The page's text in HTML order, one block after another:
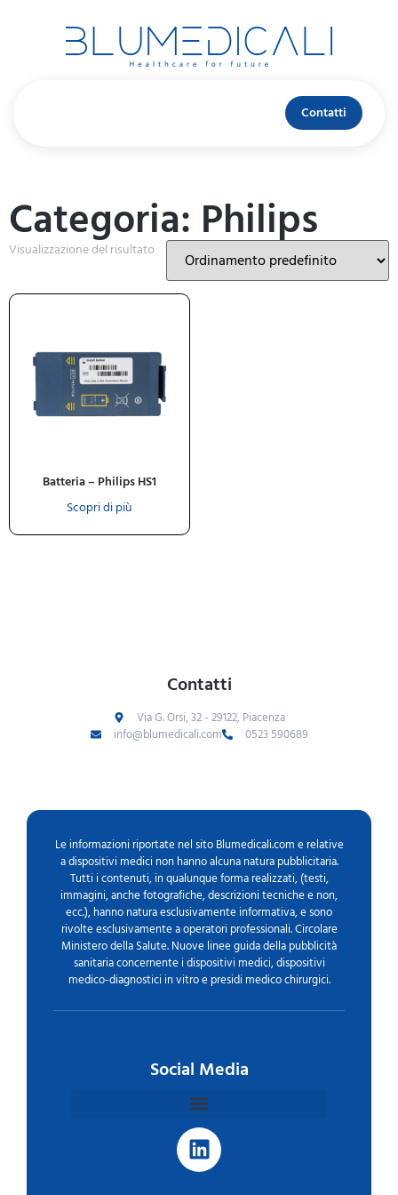
Contatti
Categoria: Philips
Visualizzazione del risultato
Batteria – Philips HS1
Scopri di più
Contatti
Via G. Orsi, 32 - 29122, Piacenza
info@blumedicali.com
0523 590689
Le informazioni riportate nel sito Blumedicali.com e relative
a dispositivi medici non hanno alcuna natura pubblicitaria.
Tutti i contenuti, in qualunque forma realizzati, (testi,
immagini, anche fotografiche, descrizioni tecniche e non,
ecc.), hanno natura esclusivamente informativa, e sono
rivolte esclusivamente a operatori professionali. Circolare
Ministero della Salute. Nuove linee guida della pubblicità
sanitaria concernente i dispositivi medici, dispositivi
medico-diagnostici in vitro e presidi medico chirurgici.
Social Media